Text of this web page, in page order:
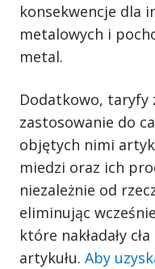
konsekwencje dla
metalowych i
metal.
Dodatkowo, taryfy
zastosowanie do
objętych nimi
miedzi oraz ich
niezależnie od
eliminując
które nakładały
artykułu. Aby